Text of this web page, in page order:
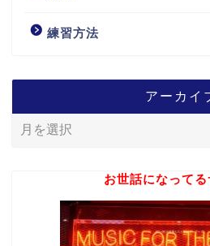
練習方法
アーカイ
お世話になって